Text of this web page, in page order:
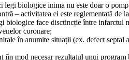
legi biologice inima nu este doar o
– activitatea ei este reglementată de
biologice face disctincție între infarctul
coronare;
în anumite situații (ex. defect septal
iîn mod necesar rezultatul unui